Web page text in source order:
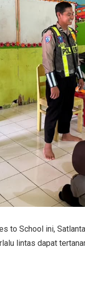
to School ini,
lintas dapat